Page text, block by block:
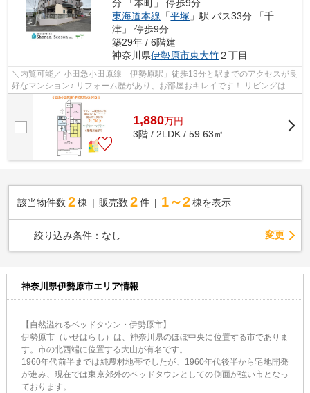
分 「本町」 停歩9分
東海道本線 「平塚 」駅 バス33分 「千
津」 停歩9分
築29年 / 6階建
神奈川県伊勢原市東大竹２丁目
＼内覧可能／ 小田急小田原線「伊勢原駅」徒歩13分と駅までのアクセスが良
好なマンション♪ リフォーム歴があり、お部屋おキレイです！ リビングは南
側からの採光取り込む明るい室内◎ ...
1,880万円
3階 / 2LDK / 59.63㎡
該当物件数 2棟 販売数 2 件 1～2 棟を表示
絞り込み条件： なし 変更
神奈川県伊勢原市エリア情報
【自然溢れるベッドタウン・伊勢原市】
伊勢原市（いせはらし）は、神奈川県のほぼ中央に位置する市でありま
す。市の北西端に位置する大山が有名です。
1960年代前半までは純農村地帯でしたが、1960年代後半から宅地開発
が進み、現在では東京郊外のベッドタウンとしての側面が強い市となっ
ております。